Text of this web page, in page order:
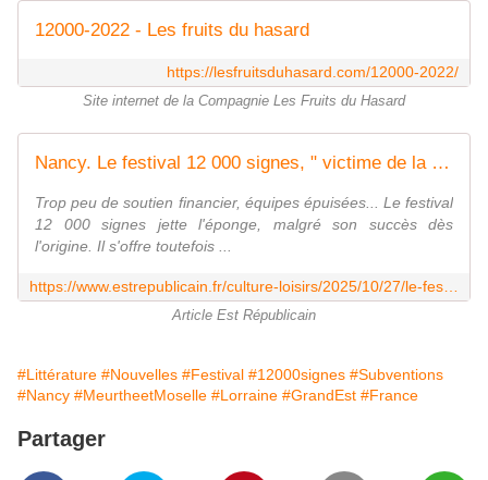
12000-2022 - Les fruits du hasard
https://lesfruitsduhasard.com/12000-2022/
Site internet de la Compagnie Les Fruits du Hasard
Nancy. Le festival 12 000 signes, " victime de la casse générale de la culture " pour ses organisateurs
Trop peu de soutien financier, équipes épuisées... Le festival
12 000 signes jette l'éponge, malgré son succès dès
l'origine. Il s'offre toutefois ...
Article Est Républicain
#Littérature #Nouvelles #Festival #12000signes #Subventions
#Nancy #MeurtheetMoselle #Lorraine #GrandEst #France
Partager